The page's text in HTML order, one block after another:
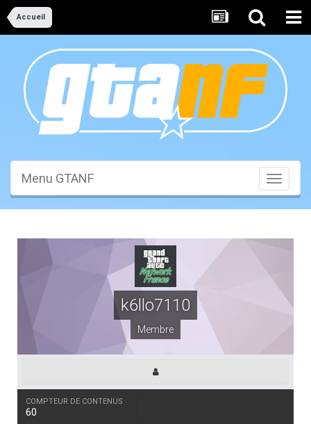
Accueil
Toggle
Menu GTANF
k6llo7110
Membre
COMPTEUR DE CONTENUS
60